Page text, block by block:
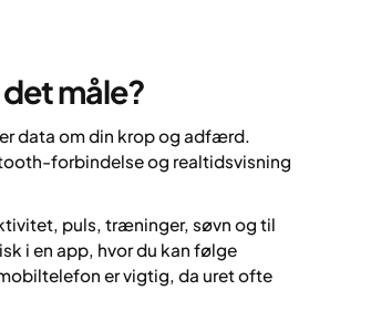
måle?
data om din krop og adfærd.
forbindelse og realtidsvisning
puls, træninger, søvn og til
i en app, hvor du kan følge
er vigtig, da uret ofte